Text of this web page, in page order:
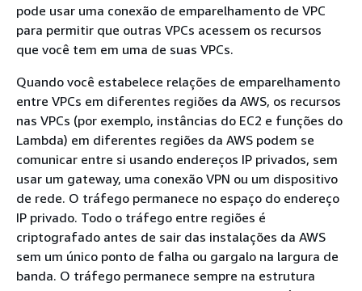
pode usar uma conexão de emparelhamento de VPC
para permitir que outras VPCs acessem os recursos
que você tem em uma de suas VPCs.
Quando você estabelece relações de emparelhamento
entre VPCs em diferentes regiões da AWS, os recursos
nas VPCs (por exemplo, instâncias do EC2 e funções do
Lambda) em diferentes regiões da AWS podem se
comunicar entre si usando endereços IP privados, sem
usar um gateway, uma conexão VPN ou um dispositivo
de rede. O tráfego permanece no espaço do endereço
IP privado. Todo o tráfego entre regiões é
criptografado antes de sair das instalações da AWS
sem um único ponto de falha ou gargalo na largura de
banda. O tráfego permanece sempre na estrutura